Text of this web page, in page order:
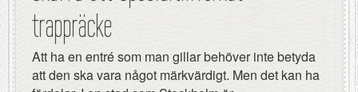
trappräcke
Att ha en entré som man gillar behöver inte betyda
att den ska vara något märkvärdigt. Men det kan ha